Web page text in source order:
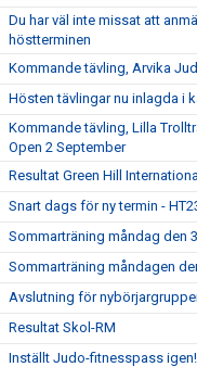
Du har väl inte missat att
höstterminen
Kommande tävling, Arvika
Hösten tävlingar nu inlagda i
Kommande tävling, Lilla
Open 2 September
Resultat Green Hill
Snart dags för ny termin -
Sommarträning måndag den
Sommarträning måndagen
Avslutning för
Resultat Skol-RM
Inställt Judo-fitnesspass igen!